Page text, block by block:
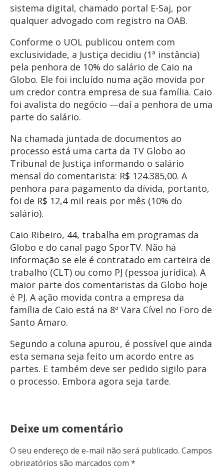
sistema digital, chamado portal E-Saj, por
qualquer advogado com registro na OAB.
Conforme o UOL publicou ontem com
exclusividade, a Justiça decidiu (1ª instância)
pela penhora de 10% do salário de Caio na
Globo. Ele foi incluído numa ação movida por
um credor contra empresa de sua família. Caio
foi avalista do negócio —daí a penhora de uma
parte do salário.
Na chamada juntada de documentos ao
processo está uma carta da TV Globo ao
Tribunal de Justiça informando o salário
mensal do comentarista: R$ 124.385,00. A
penhora para pagamento da dívida, portanto,
foi de R$ 12,4 mil reais por mês (10% do
salário).
Caio Ribeiro, 44, trabalha em programas da
Globo e do canal pago SporTV. Não há
informação se ele é contratado em carteira de
trabalho (CLT) ou como PJ (pessoa jurídica). A
maior parte dos comentaristas da Globo hoje
é PJ. A ação movida contra a empresa da
família de Caio está na 8ª Vara Cível no Foro de
Santo Amaro.
Segundo a coluna apurou, é possível que ainda
esta semana seja feito um acordo entre as
partes. E também deve ser pedido sigilo para
o processo. Embora agora seja tarde.
Deixe um comentário
O seu endereço de e-mail não será publicado. Campos
obrigatórios são marcados com *